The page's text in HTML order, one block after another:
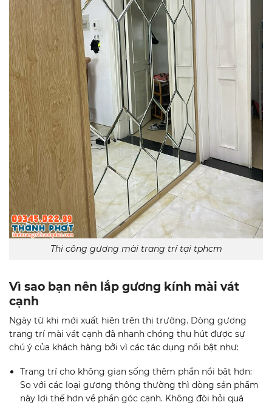
Thi công gương mài trang trí tại tphcm
Vì sao bạn nên lắp gương kính mài vát
cạnh
Ngày từ khi mới xuất hiện trên thị trường. Dòng gương
trang trí mài vát cạnh đã nhanh chóng thu hút được sự
chú ý của khách hàng bởi vì các tác dụng nổi bật như:
Trang trí cho không gian sống thêm phần nổi bật hơn:
So với các loại gương thông thường thì dòng sản phẩm
này lợi thế hơn về phần góc cạnh. Không đòi hỏi quá